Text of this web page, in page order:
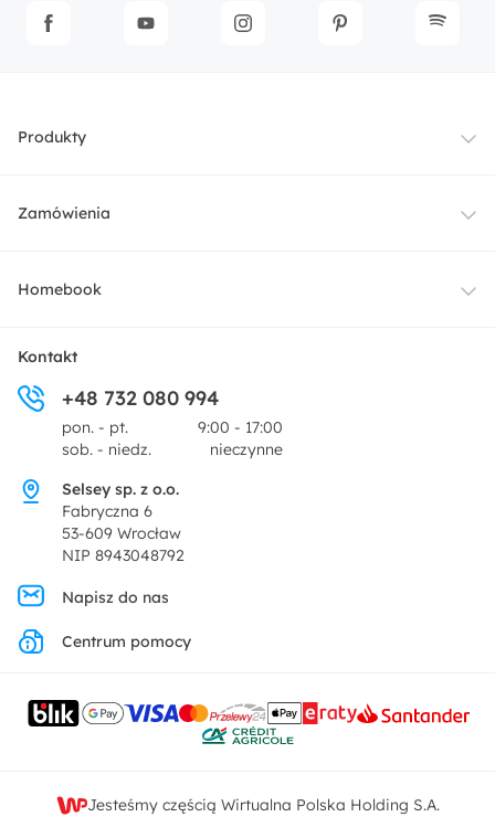
Produkty
Meble
Dekoracje i akcesoria
Promocje
Zamówienia
Dostawa
Zwroty
Pytania i odpowiedzi
Homebook
O nas
Centrum prasowe
Regulamin
Polityka prywatności
Ustawienia prywatności
Kontakt
Kontakt
+48 732 080 994
pon. - pt.
9:00 - 17:00
sob. - niedz.
nieczynne
Selsey sp. z o.o.
Fabryczna 6
53-609 Wrocław
NIP 8943048792
Napisz do nas
Centrum pomocy
Jesteśmy częścią Wirtualna Polska Holding S.A.